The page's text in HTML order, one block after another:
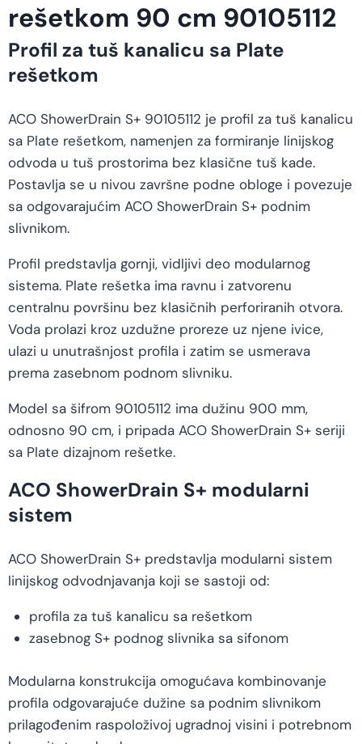
rešetkom 90 cm 90105112
Profil za tuš kanalicu sa Plate
rešetkom
ACO ShowerDrain S+ 90105112 je profil za tuš kanalicu
sa Plate rešetkom, namenjen za formiranje linijskog
odvoda u tuš prostorima bez klasične tuš kade.
Postavlja se u nivou završne podne obloge i povezuje
sa odgovarajućim ACO ShowerDrain S+ podnim
slivnikom.
Profil predstavlja gornji, vidljivi deo modularnog
sistema. Plate rešetka ima ravnu i zatvorenu
centralnu površinu bez klasičnih perforiranih otvora.
Voda prolazi kroz uzdužne proreze uz njene ivice,
ulazi u unutrašnjost profila i zatim se usmerava
prema zasebnom podnom slivniku.
Model sa šifrom 90105112 ima dužinu 900 mm,
odnosno 90 cm, i pripada ACO ShowerDrain S+ seriji
sa Plate dizajnom rešetke.
ACO ShowerDrain S+ modularni
sistem
ACO ShowerDrain S+ predstavlja modularni sistem
linijskog odvodnjavanja koji se sastoji od:
profila za tuš kanalicu sa rešetkom
zasebnog S+ podnog slivnika sa sifonom
Modularna konstrukcija omogućava kombinovanje
profila odgovarajuće dužine sa podnim slivnikom
prilagođenim raspoloživoj ugradnoj visini i potrebnom